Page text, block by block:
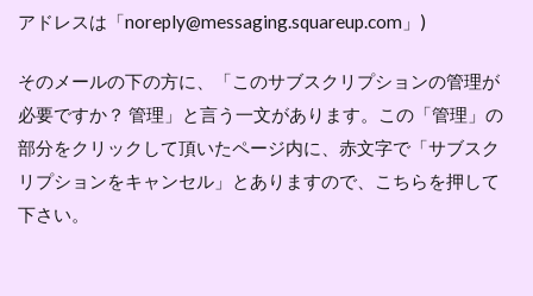
アドレスは「noreply@messaging.squareup.com」)
そのメールの下の方に、「このサブスクリプションの管理が
必要ですか？ 管理」と言う一文があります。この「管理」の
部分をクリックして頂いたページ内に、赤文字で「サブスク
リプションをキャンセル」とありますので、こちらを押して
下さい。